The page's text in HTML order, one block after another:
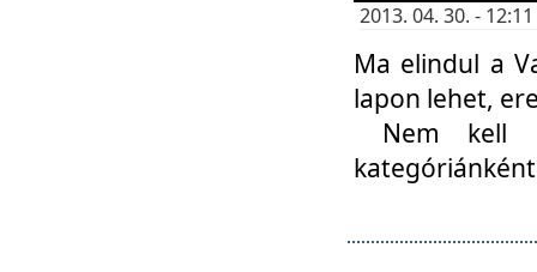
2013. 04. 30. -
Ma elindul a
lapon lehet,
Nem kell